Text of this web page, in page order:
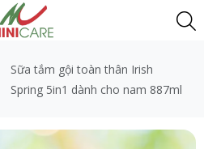
Sữa tắm gội toàn thân Irish
Spring 5in1 dành cho nam 887ml